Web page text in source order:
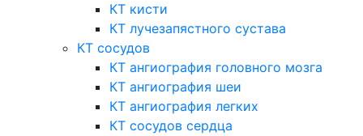
КТ кисти
КТ лучезапястного сустава
КТ сосудов
КТ ангиография головного мозга
КТ ангиография шеи
КТ ангиография легких
КТ сосудов сердца